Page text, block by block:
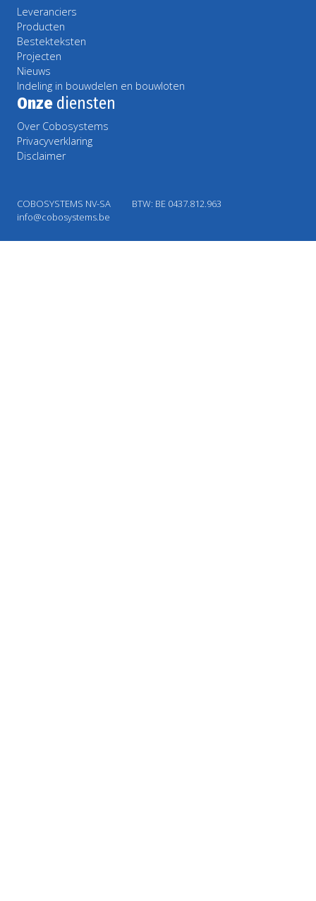
Leveranciers
Producten
Bestekteksten
Projecten
Nieuws
Indeling in bouwdelen en bouwloten
Onze diensten
Over Cobosystems
Privacyverklaring
Disclaimer
COBOSYSTEMS NV-SA
BTW: BE 0437.812.963
info@cobosystems.be